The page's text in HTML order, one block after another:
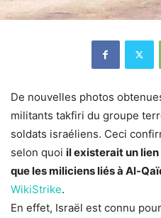
De nouvelles photos
militants takfiri du groupe
soldats israéliens. Ceci
selon quoi il existerait un
que les miliciens liés à Al-
WikiStrike.
En effet, Israël est connu